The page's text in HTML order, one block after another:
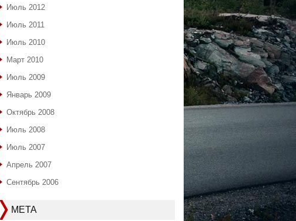
Июль 2012
Июль 2011
Июль 2010
Март 2010
Июль 2009
Январь 2009
Октябрь 2008
Июль 2008
Июль 2007
Апрель 2007
Сентябрь 2006
МЕТА